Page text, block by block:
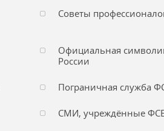
Советы
Официальная
России
Пограничная служба
СМИ, учреждённые